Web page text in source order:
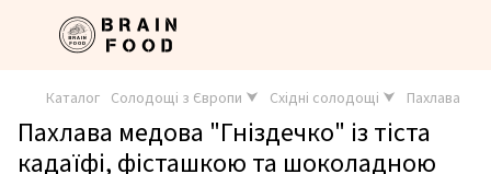
Каталог Солодощі з Європи ⮟ Східні солодощі ⮟ Пахлава
Пахлава медова "Гніздечко" із тіста
кадаїфі, фісташкою та шоколадною